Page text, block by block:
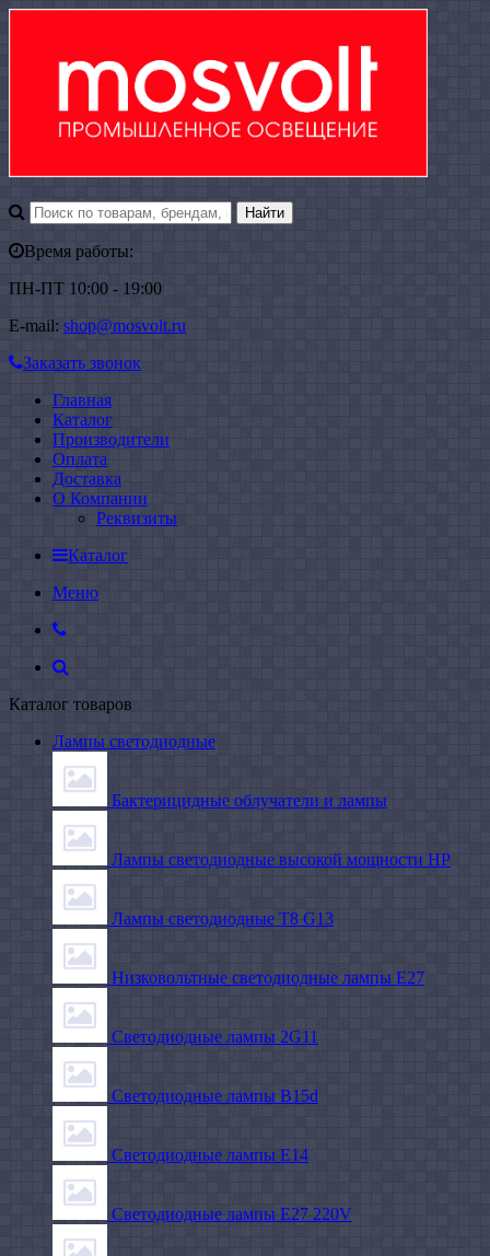
Время работы:
ПН-ПТ 10:00 - 19:00
E-mail: shop@mosvolt.ru
Заказать звонок
Главная
Каталог
Производители
Оплата
Доставка
О Компании
Реквизиты
Каталог
Меню
Каталог товаров
Лампы светодиодные
Бактерицидные облучатели и лампы
Лампы светодиодные высокой мощности HP
Лампы светодиодные Т8 G13
Низковольтные светодиодные лампы E27
Светодиодные лампы 2G11
Светодиодные лампы B15d
Светодиодные лампы E14
Светодиодные лампы E27 220V